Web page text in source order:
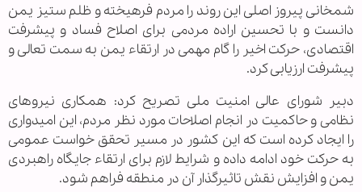
شمخانی پیروز اصلی این روند را مردم فرهیخته و ظلم ستیز یمن
دانست و با تحسین اراده مردمی برای اصلاح فساد و پیشرفت
اقتصادی، حرکت اخیر را گام مهمی در ارتقاء یمن به سمت تعالی و
پیشرفت ارزیابی کرد.
دبیر شورای عالی امنیت ملی تصریح کرد: همکاری نیروهای
نظامی و حاکمیت در انجام اصلاحات مورد نظر مردم، این امیدواری
را ایجاد کرده است که این کشور در مسیر تحقق خواست عمومی
به حرکت خود ادامه داده و شرایط لازم برای ارتقاء جایگاه راهبردی
یمن و افزایش نقش تاثیرگذار آن در منطقه فراهم شود.